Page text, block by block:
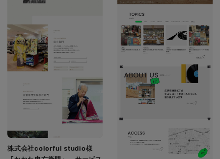
株式会社colorful studio様